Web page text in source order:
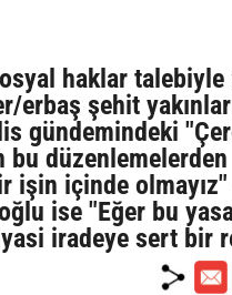
haklar
erbaş şehit
gündemindeki
düzenlemelerden
işin içinde
ise "Eğer bu
iradeye sert bir